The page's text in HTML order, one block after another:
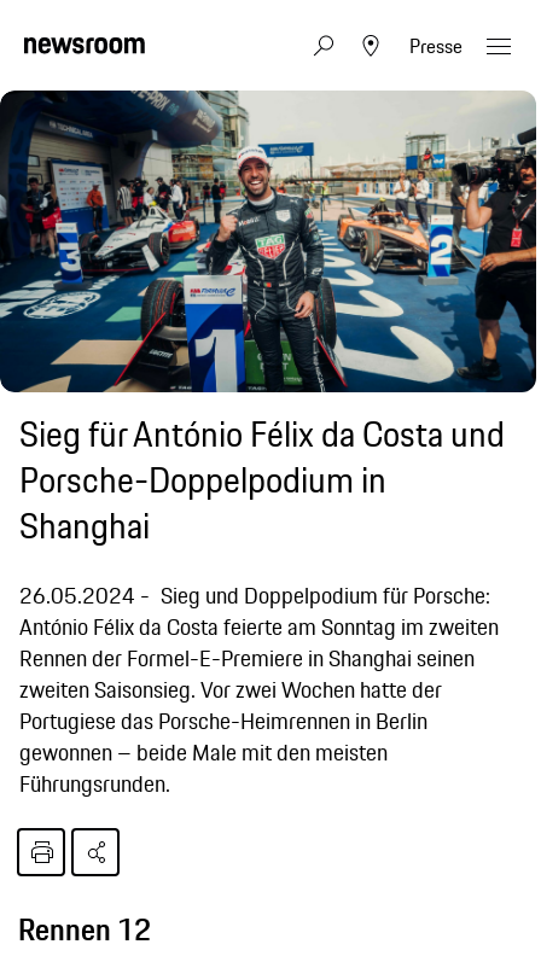
Presse
Sieg für António Félix da Costa und
Porsche-Doppelpodium in
Shanghai
26.05.2024
Sieg und Doppelpodium für Porsche:
António Félix da Costa feierte am Sonntag im zweiten
Rennen der Formel-E-Premiere in Shanghai seinen
zweiten Saisonsieg. Vor zwei Wochen hatte der
Portugiese das Porsche-Heimrennen in Berlin
gewonnen – beide Male mit den meisten
Führungsrunden.
Rennen 12